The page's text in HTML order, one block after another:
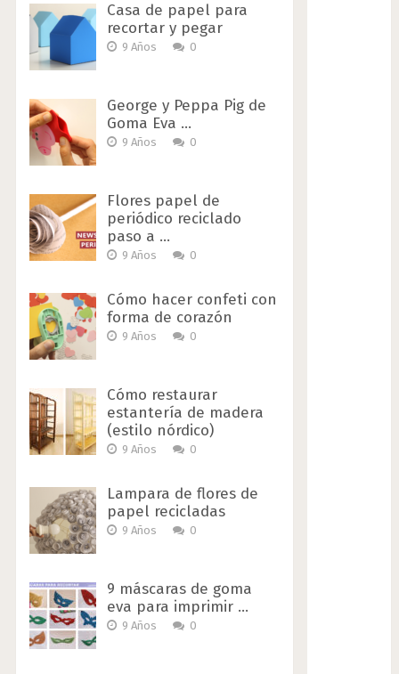
Casa de papel para
recortar y pegar
9 Años 0
George y Peppa Pig de
Goma Eva …
9 Años 0
Flores papel de
periódico reciclado
paso a …
9 Años 0
Cómo hacer confeti con
forma de corazón
9 Años 0
Cómo restaurar
estantería de madera
(estilo nórdico)
9 Años 0
Lampara de flores de
papel recicladas
9 Años 0
9 máscaras de goma
eva para imprimir …
9 Años 0